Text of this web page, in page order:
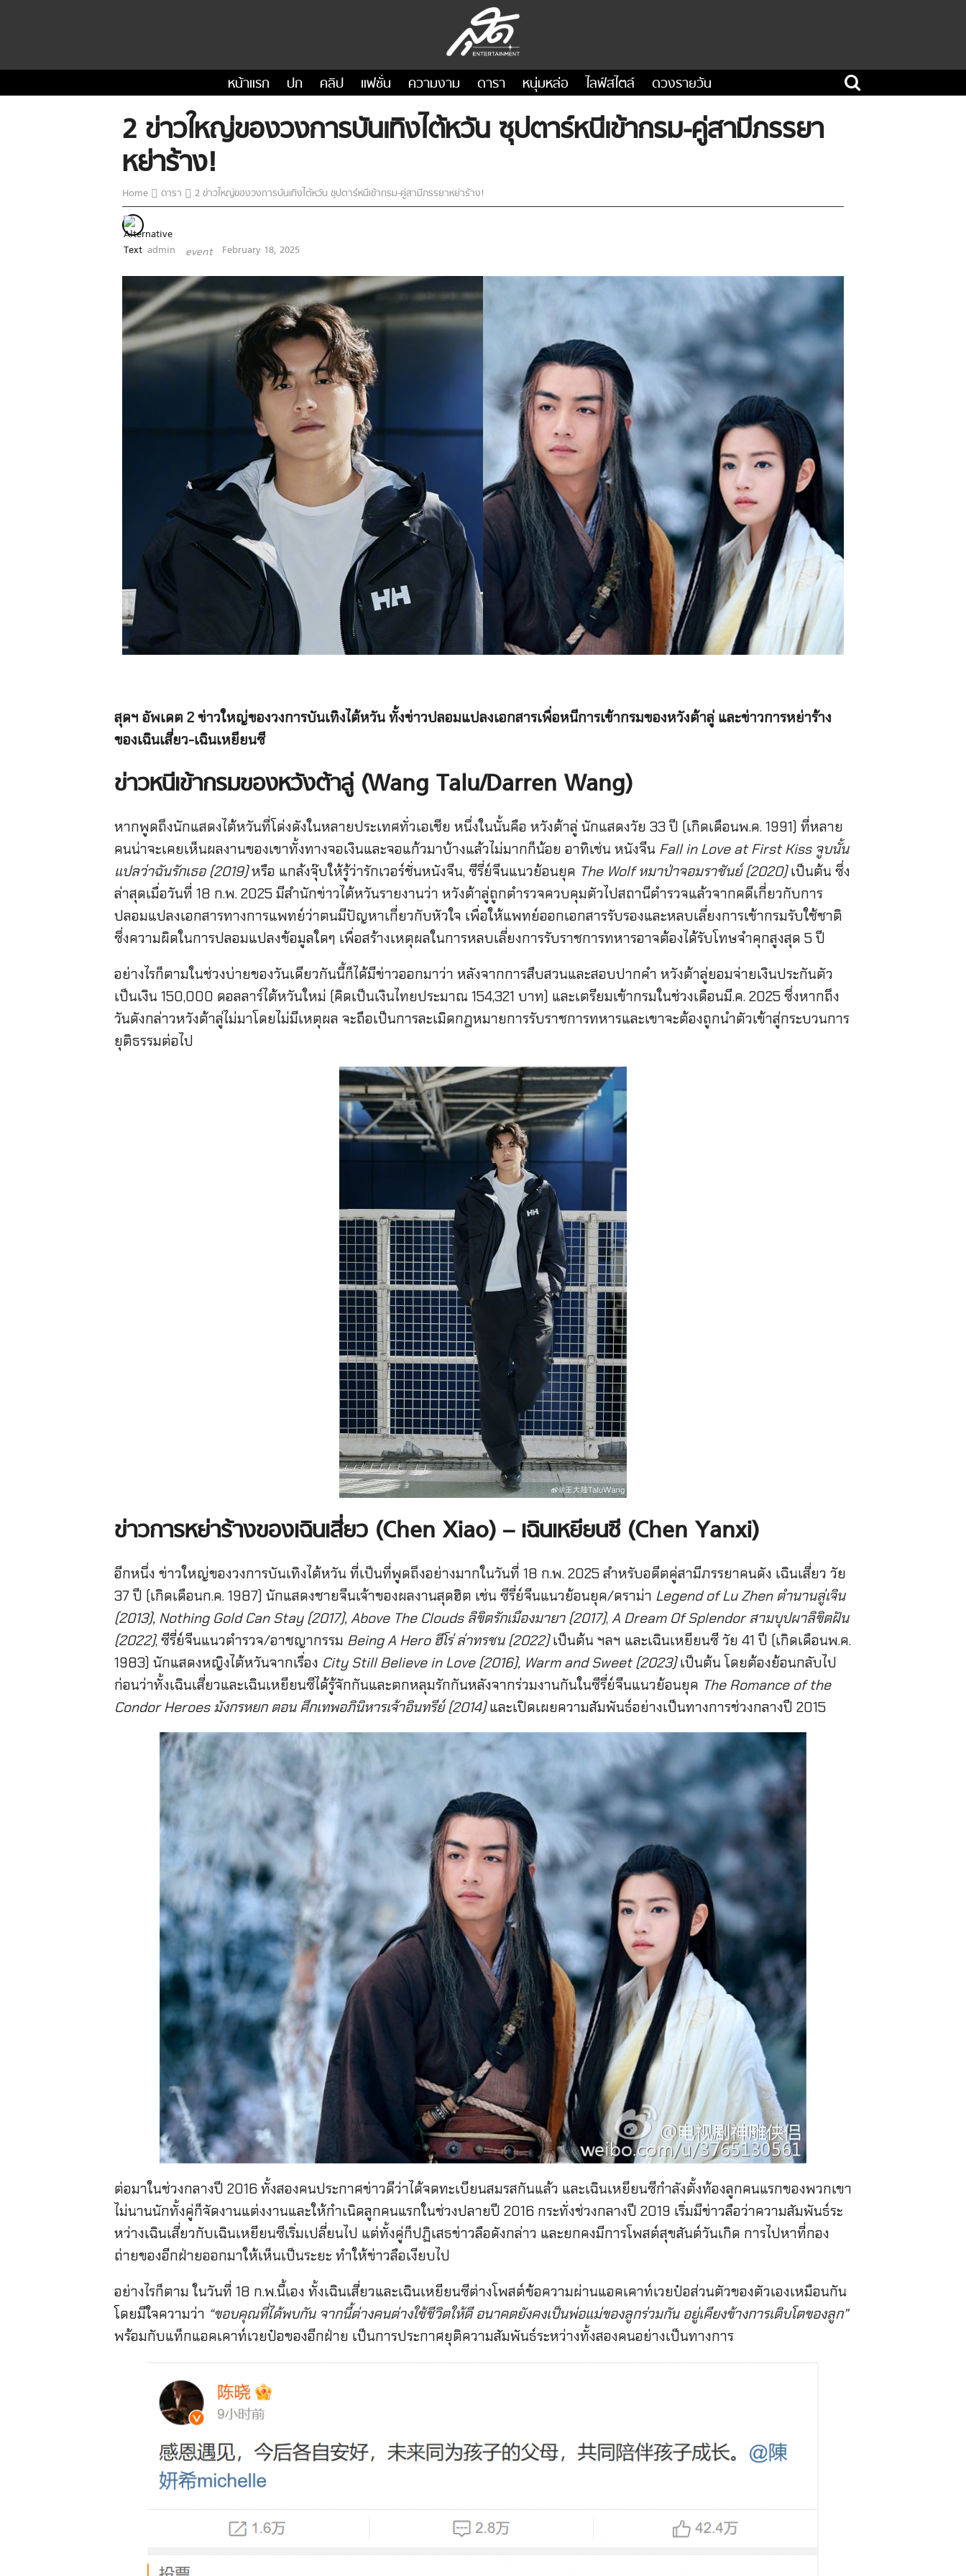
หน้าแรก ปก คลิป แฟชั่น ความงาม ดารา หนุ่มหล่อ ไลฟ์สไตล์ ดวงรายวัน
2 ข่าวใหญ่ของวงการบันเทิงไต้หวัน ซุปตาร์หนีเข้ากรม-คู่สามีภรรยา
หย่าร้าง!
Home ดารา 2 ข่าวใหญ่ของวงการบันเทิงไต้หวัน ซุปตาร์หนีเข้ากรม-คู่สามีภรรยาหย่าร้าง!
admin event February 18, 2025
สุดฯ อัพเดต 2 ข่าวใหญ่ของวงการบันเทิงไต้หวัน ทั้งข่าวปลอมแปลงเอกสารเพื่อหนีการเข้ากรมของหวังต้าลู่ และข่าวการหย่าร้าง
ของเฉินเสี่ยว-เฉินเหยียนซี
ข่าวหนีเข้ากรมของหวังต้าลู่ (Wang Talu/Darren Wang)
หากพูดถึงนักแสดงไต้หวันที่โด่งดังในหลายประเทศทั่วเอเชีย หนึ่งในนั้นคือ หวังต้าลู่ นักแสดงวัย 33 ปี (เกิดเดือนพ.ค. 1991) ที่หลาย
คนน่าจะเคยเห็นผลงานของเขาทั้งทางจอเงินและจอแก้วมาบ้างแล้วไม่มากก็น้อย อาทิเช่น หนังจีน Fall in Love at First Kiss จูบนั้น
แปลว่าฉันรักเธอ (2019)หรือ แกล้งจุ๊บให้รู้ว่ารักเวอร์ชั่นหนังจีน, ซีรี่ย์จีนแนวย้อนยุค The Wolf หมาป่าจอมราชันย์ (2020)เป็นต้น ซึ่ง
ล่าสุดเมื่อวันที่ 18 ก.พ. 2025 มีสำนักข่าวไต้หวันรายงานว่า หวังต้าลู่ถูกตำรวจควบคุมตัวไปสถานีตำรวจแล้วจากคดีเกี่ยวกับการ
ปลอมแปลงเอกสารทางการแพทย์ว่าตนมีปัญหาเกี่ยวกับหัวใจ เพื่อให้แพทย์ออกเอกสารรับรองและหลบเลี่ยงการเข้ากรมรับใช้ชาติ
ซึ่งความผิดในการปลอมแปลงข้อมูลใดๆ เพื่อสร้างเหตุผลในการหลบเลี่ยงการรับราชการทหารอาจต้องได้รับโทษจำคุกสูงสุด 5 ปี
อย่างไรก็ตามในช่วงบ่ายของวันเดียวกันนี้ก็ได้มีข่าวออกมาว่า หลังจากการสืบสวนและสอบปากคำ หวังต้าลู่ยอมจ่ายเงินประกันตัว
เป็นเงิน 150,000 ดอลลาร์ไต้หวันใหม่ (คิดเป็นเงินไทยประมาณ 154,321 บาท) และเตรียมเข้ากรมในช่วงเดือนมี.ค. 2025 ซึ่งหากถึง
วันดังกล่าวหวังต้าลู่ไม่มาโดยไม่มีเหตุผล จะถือเป็นการละเมิดกฎหมายการรับราชการทหารและเขาจะต้องถูกนำตัวเข้าสู่กระบวนการ
ยุติธรรมต่อไป
ข่าวการหย่าร้างของเฉินเสี่ยว (Chen Xiao) – เฉินเหยียนซี (Chen Yanxi)
อีกหนึ่ง ข่าวใหญ่ของวงการบันเทิงไต้หวัน ที่เป็นที่พูดถึงอย่างมากในวันที่ 18 ก.พ. 2025 สำหรับอดีตคู่สามีภรรยาคนดัง เฉินเสี่ยว วัย
37 ปี (เกิดเดือนก.ค. 1987) นักแสดงชายจีนเจ้าของผลงานสุดฮิต เช่น ซีรี่ย์จีนแนวย้อนยุค/ดราม่า Legend of Lu Zhen ตำนานลู่เจิน
(2013), Nothing Gold Can Stay (2017), Above The Clouds ลิขิตรักเมืองมายา (2017), A Dream Of Splendor สามบุปผาลิขิตฝัน
(2022), ซีรี่ย์จีนแนวตำรวจ/อาชญากรรม Being A Hero ฮีโร่ ล่าทรชน (2022)เป็นต้น ฯลฯ และเฉินเหยียนซี วัย 41 ปี (เกิดเดือนพ.ค.
1983) นักแสดงหญิงไต้หวันจากเรื่อง City Still Believe in Love (2016), Warm and Sweet (2023)เป็นต้น โดยต้องย้อนกลับไป
ก่อนว่าทั้งเฉินเสี่ยวและเฉินเหยียนซีได้รู้จักกันและตกหลุมรักกันหลังจากร่วมงานกันในซีรี่ย์จีนแนวย้อนยุค The Romance of the
Condor Heroes มังกรหยก ตอน ศึกเทพอภินิหารเจ้าอินทรีย์ (2014)และเปิดเผยความสัมพันธ์อย่างเป็นทางการช่วงกลางปี 2015
ต่อมาในช่วงกลางปี 2016 ทั้งสองคนประกาศข่าวดีว่าได้จดทะเบียนสมรสกันแล้ว และเฉินเหยียนซีกำลังตั้งท้องลูกคนแรกของพวกเขา
ไม่นานนักทั้งคู่ก็จัดงานแต่งงานและให้กำเนิดลูกคนแรกในช่วงปลายปี 2016 กระทั่งช่วงกลางปี 2019 เริ่มมีข่าวลือว่าความสัมพันธ์ระ
หว่างเฉินเสี่ยวกับเฉินเหยียนซีเริ่มเปลี่ยนไป แต่ทั้งคู่ก็ปฏิเสธข่าวลือดังกล่าว และยกคงมีการโพสต์สุขสันต์วันเกิด การไปหาที่กอง
ถ่ายของอีกฝ่ายออกมาให้เห็นเป็นระยะ ทำให้ข่าวลือเงียบไป
อย่างไรก็ตาม ในวันที่ 18 ก.พ.นี้เอง ทั้งเฉินเสี่ยวและเฉินเหยียนซีต่างโพสต์ข้อความผ่านแอคเคาท์เวยป๋อส่วนตัวของตัวเองเหมือนกัน
โดยมีใจความว่า “ขอบคุณที่ได้พบกัน จากนี้ต่างคนต่างใช้ชีวิตให้ดี อนาคตยังคงเป็นพ่อแม่ของลูกร่วมกัน อยู่เคียงข้างการเติบโตของลูก”
พร้อมกับแท็กแอคเคาท์เวยป๋อของอีกฝ่าย เป็นการประกาศยุติความสัมพันธ์ระหว่างทั้งสองคนอย่างเป็นทางการ